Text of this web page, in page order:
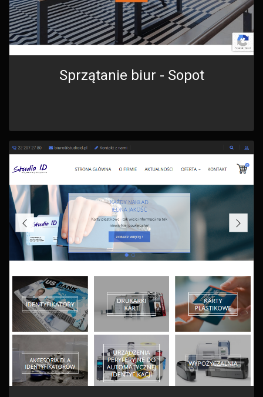
Sprzątanie biur - Sopot